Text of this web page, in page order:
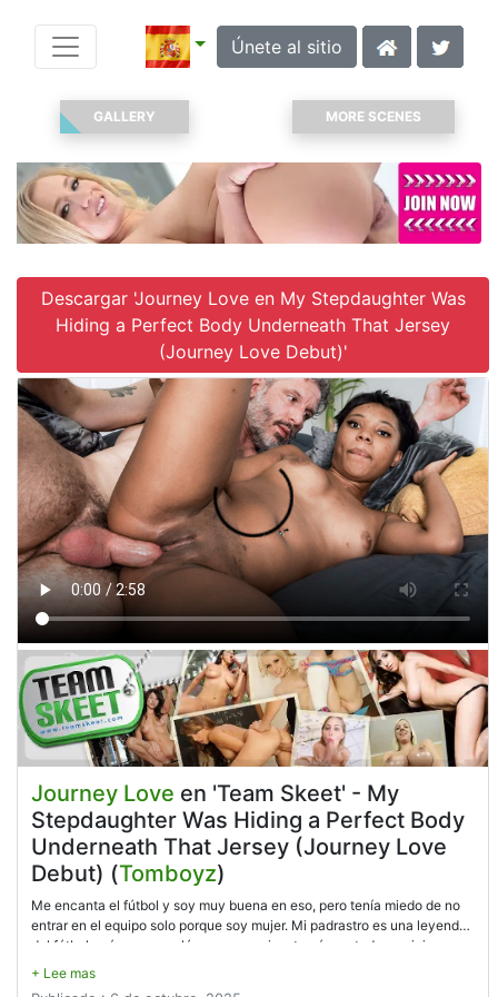
Únete al sitio
GALLERY MORE SCENES
Descargar 'Journey Love en My Stepdaughter Was
Hiding a Perfect Body Underneath That Jersey
(Journey Love Debut)'
Journey Love en 'Team Skeet' - My
Stepdaughter Was Hiding a Perfect Body
Underneath That Jersey (Journey Love
Debut) (Tomboyz)
Me encanta el fútbol y soy muy buena en eso, pero tenía miedo de no
entrar en el equipo solo porque soy mujer. Mi padrastro es una leyenda
del fútbol, así que me colé en su armario y tomé prestado su viejo
equipo de fútbol, pensando que vestirme como un hombre aumentaría